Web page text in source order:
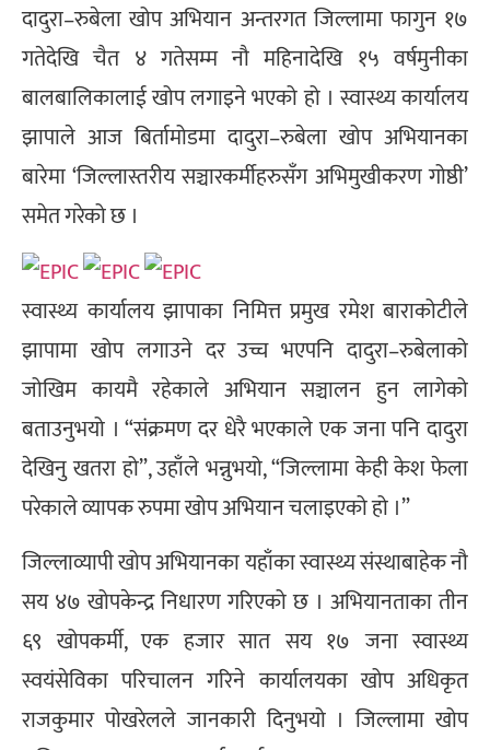
दादुरा–रुबेला खोप अभियान अन्तरगत जिल्लामा फागुन १७
गतेदेखि चैत ४ गतेसम्म नौ महिनादेखि १५ वर्षमुनीका
बालबालिकालाई खोप लगाइने भएको हो । स्वास्थ्य कार्यालय
झापाले आज बिर्तामोडमा दादुरा–रुबेला खोप अभियानका
बारेमा ‘जिल्लास्तरीय सञ्चारकर्मीहरुसँग अभिमुखीकरण गोष्ठी’
समेत गरेको छ ।
स्वास्थ्य कार्यालय झापाका निमित्त प्रमुख रमेश बाराकोटीले
झापामा खोप लगाउने दर उच्च भएपनि दादुरा–रुबेलाको
जोखिम कायमै रहेकाले अभियान सञ्चालन हुन लागेको
बताउनुभयो । “संक्रमण दर धेरै भएकाले एक जना पनि दादुरा
देखिनु खतरा हो”, उहाँले भन्नुभयो, “जिल्लामा केही केश फेला
परेकाले व्यापक रुपमा खोप अभियान चलाइएको हो ।”
जिल्लाव्यापी खोप अभियानका यहाँका स्वास्थ्य संस्थाबाहेक नौ
सय ४७ खोपकेन्द्र निधारण गरिएको छ । अभियानताका तीन
६९ खोपकर्मी, एक हजार सात सय १७ जना स्वास्थ्य
स्वयंसेविका परिचालन गरिने कार्यालयका खोप अधिकृत
राजकुमार पोखरेलले जानकारी दिनुभयो । जिल्लामा खोप